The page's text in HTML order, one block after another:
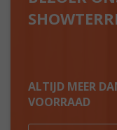
ALTIJD MEER
VOORRAAD